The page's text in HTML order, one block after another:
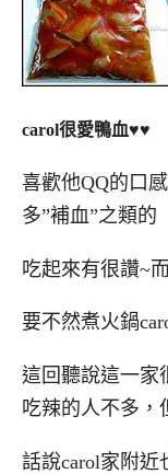
carol很愛鴨血♥♥
喜歡他QQ的口
多”補血”之類的
吃起來有很讚~
要不然煮火鍋
這回聽說這一家
吃辣的人不多，
話說carol家附近